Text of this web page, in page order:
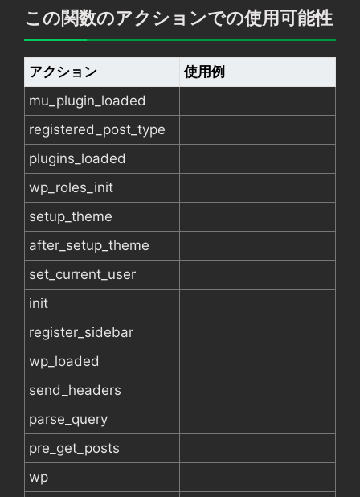
この関数のアクションでの使用可能性
アクション
使用例
mu_plugin_loaded
registered_post_type
plugins_loaded
wp_roles_init
setup_theme
after_setup_theme
set_current_user
init
register_sidebar
wp_loaded
send_headers
parse_query
pre_get_posts
wp